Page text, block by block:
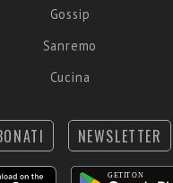
Gossip
Sanremo
Cucina
NEWSLETTER